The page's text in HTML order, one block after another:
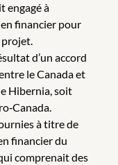
engagé à
financier pour
projet.
d’un accord
le Canada et
Hibernia, soit
à titre de
financier du
comprenait des